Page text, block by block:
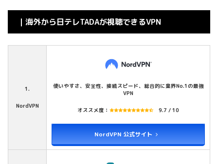
｜海外から日テレTADAが視聴できるVPN
1.
NordVPN
使いやすさ、安全性、接続スピード、総合的に業界No.1の最強
VPN
オススメ度： 9.7 / 10
NordVPN 公式サイト